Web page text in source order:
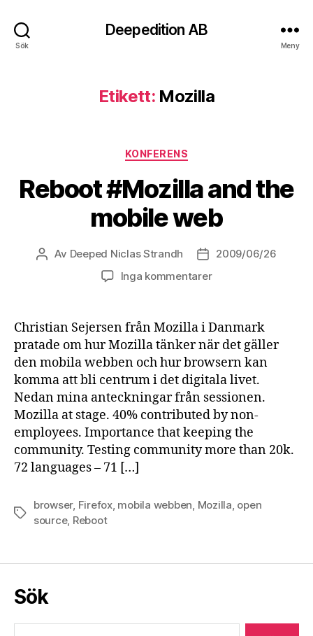
Sök
Deepedition AB
Meny
Etikett: Mozilla
Kategorier
KONFERENS
Reboot #Mozilla and the
mobile web
Inläggsförfattare
Av Deeped Niclas Strandh Inläggsdatum
2009/06/26
Inga kommentarer
Christian Sejersen från Mozilla i Danmark
pratade om hur Mozilla tänker när det gäller
den mobila webben och hur browsern kan
komma att bli centrum i det digitala livet.
Nedan mina anteckningar från sessionen.
Mozilla at stage. 40% contributed by non-
employees. Importance that keeping the
community. Testing community more than 20k.
72 languages – 71 […]
Etiketter
browser, Firefox, mobila webben Mozilla open
source, Reboot
Sök